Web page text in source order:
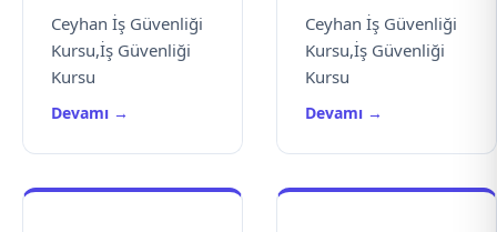
Ceyhan İş Güvenliği
Kursu,İş Güvenliği
Kursu
Devamı →
Ceyhan İş Güvenliği
Kursu,İş Güvenliği
Kursu
Devamı →